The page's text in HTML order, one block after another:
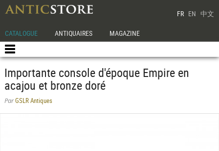
FR EN 中文
CATALOGUE ANTIQUAIRES MAGAZINE
Importante console d'époque Empire en
acajou et bronze doré
ParGSLR Antiques